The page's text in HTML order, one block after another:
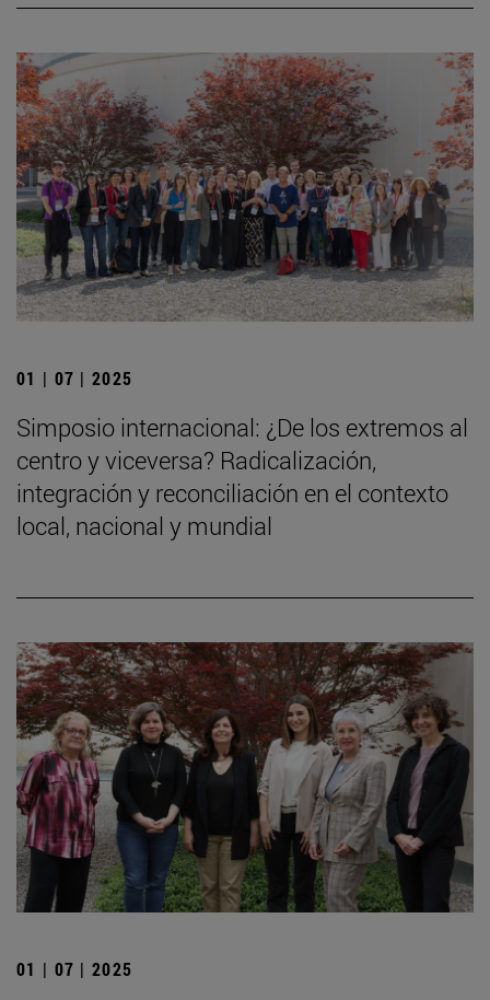
01 | 07 | 2025
Simposio internacional: ¿De los extremos al
centro y viceversa? Radicalización,
integración y reconciliación en el contexto
local, nacional y mundial
01 | 07 | 2025